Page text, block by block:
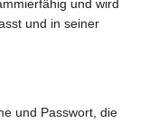
und wird
und in seiner
und Passwort, die